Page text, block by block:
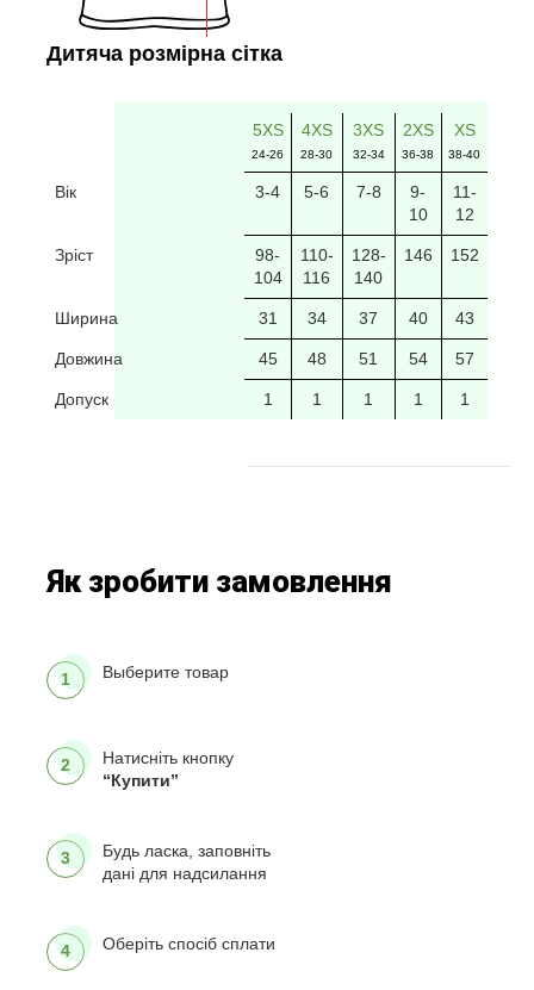
Дитяча розмірна сітка
5XS
24-26
4XS
28-30
3XS
32-34
2XS
36-38
XS
38-40
Вік 3-4 5-6 7-8
9-
10
11-
12
Зріст
98-
104
110-
116
128-
140
146 152
Ширина 31 34 37 40 43
Довжина 45 48 51 54 57
Допуск 1 1 1 1 1
Як зробити замовлення
1 Выберите товар
2
Натисніть кнопку
“Купити”
3
Будь ласка, заповніть
дані для надсилання
4 Оберіть спосіб сплати